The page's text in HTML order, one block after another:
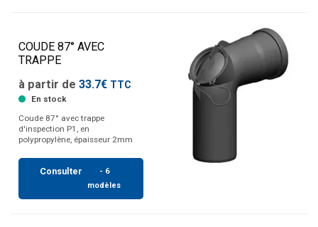
COUDE 87° AVEC
TRAPPE
à partir de 33.7€ TTC
En stock
Coude 87° avec trappe
d'inspection P1, en
polypropylène, épaisseur 2mm
Consulter
- 6
modèles